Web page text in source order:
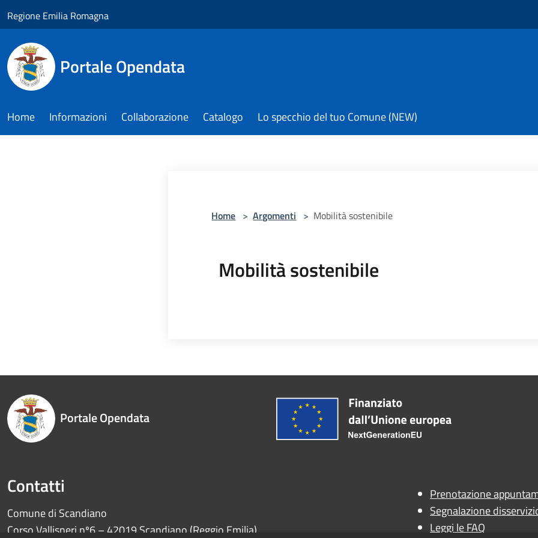
Regione Emilia Romagna
Portale Opendata
Home Informazioni Collaborazione Catalogo Lo specchio del tuo Comune (NEW)
Home > Argomenti > Mobilità sostenibile
Mobilità sostenibile
Portale Opendata
Contatti
Comune di Scandiano
Corso Vallisneri nº6 – 42019 Scandiano (Reggio Emilia)
Prenotazione
Segnalazione
Leggi le FAQ